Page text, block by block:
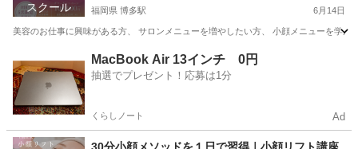
スクール 福岡県 博多駅 6月14日
美容のお仕事に興味がある方、 サロンメニューを増やしたい方、 小顔メニューを学
博多駅 リフトアップ 小顔
MacBook Air 13インチ 0円
抽選でプレゼント！応募は1分
くらしノート Ad